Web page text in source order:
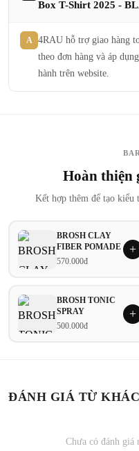
Box T-Shirt 2025 -
A
4RAU hỗ trợ giao hàng
theo đơn hàng và áp
hành trên website.
Hoàn thiện
Kết hợp thêm để tạo kiểu
BROSH CLAY
FIBER POMADE
570.000đ
+
BROSH TONIC
SPRAY
500.000đ
+
ĐÁNH GIÁ TỪ
Chưa có đánh giá